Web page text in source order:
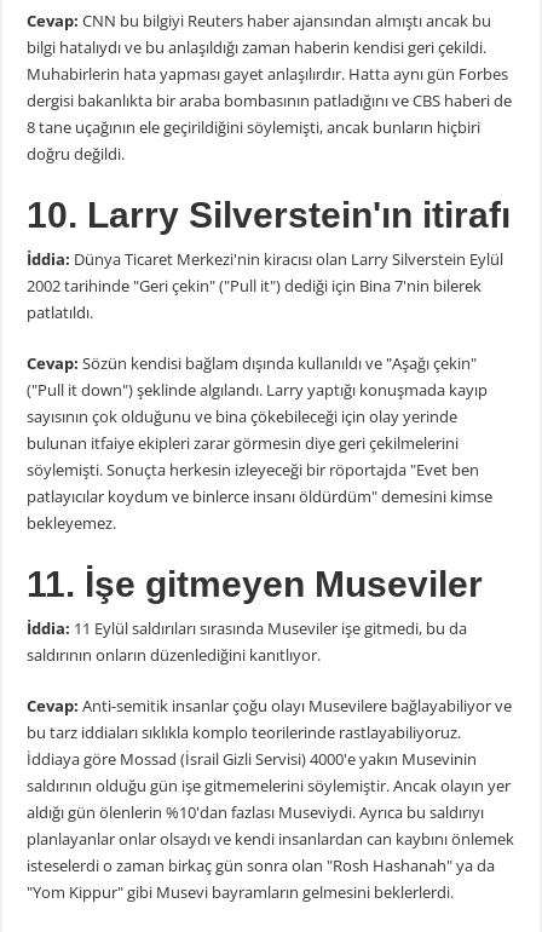
Cevap: CNN bu bilgiyi Reuters haber ajansından almıştı ancak bu
bilgi hatalıydı ve bu anlaşıldığı zaman haberin kendisi geri çekildi.
Muhabirlerin hata yapması gayet anlaşılırdır. Hatta aynı gün Forbes
dergisi bakanlıkta bir araba bombasının patladığını ve CBS haberi de
8 tane uçağının ele geçirildiğini söylemişti, ancak bunların hiçbiri
doğru değildi.
10. Larry Silverstein'ın itirafı
İddia: Dünya Ticaret Merkezi'nin kiracısı olan Larry Silverstein Eylül
2002 tarihinde "Geri çekin" ("Pull it") dediği için Bina 7'nin bilerek
patlatıldı.
Cevap: Sözün kendisi bağlam dışında kullanıldı ve "Aşağı çekin"
("Pull it down") şeklinde algılandı. Larry yaptığı konuşmada kayıp
sayısının çok olduğunu ve bina çökebileceği için olay yerinde
bulunan itfaiye ekipleri zarar görmesin diye geri çekilmelerini
söylemişti. Sonuçta herkesin izleyeceği bir röportajda "Evet ben
patlayıcılar koydum ve binlerce insanı öldürdüm" demesini kimse
bekleyemez.
11. İşe gitmeyen Museviler
İddia: 11 Eylül saldırıları sırasında Museviler işe gitmedi, bu da
saldırının onların düzenlediğini kanıtlıyor.
Cevap: Anti-semitik insanlar çoğu olayı Musevilere bağlayabiliyor ve
bu tarz iddiaları sıklıkla komplo teorilerinde rastlayabiliyoruz.
İddiaya göre Mossad (İsrail Gizli Servisi) 4000'e yakın Musevinin
saldırının olduğu gün işe gitmemelerini söylemiştir. Ancak olayın yer
aldığı gün ölenlerin %10'dan fazlası Museviydi. Ayrıca bu saldırıyı
planlayanlar onlar olsaydı ve kendi insanlardan can kaybını önlemek
isteselerdi o zaman birkaç gün sonra olan "Rosh Hashanah" ya da
"Yom Kippur" gibi Musevi bayramların gelmesini beklerlerdi.